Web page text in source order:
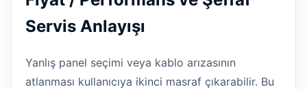
Servis Anlayışı
Yanlış panel seçimi veya kablo arızasının
atlanması kullanıcıya ikinci masraf çıkarabilir. Bu